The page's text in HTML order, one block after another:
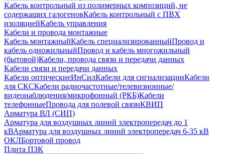
Кабель контрольный из полимерных композиций, не
содержащих галогеновКабель контрольный с ПВХ
изоляциейКабель управления
Кабели и провода монтажные
Кабель монтажныйКабель специализированныйПровод и
кабель одножильныйПровод и кабель многожильный
(бытовой)Кабели, провода связи и передачи данных
Кабели связи и передачи данных
Кабели оптическиеИнСилКабели для сигнализацииКабели
для СКСКабели радиочастотные/телевизионные/
видеонаблюдения/микрофонный (РКБ)Кабели
телефонныеПровода для полевой связиКВИП
Арматура ВЛ (СИП)
Арматура для воздушных линий электропередач до 1
кВАрматура для воздушных линий электропередач 6-35 кВ
ОКЛБортовой провод
Плита ПЗК